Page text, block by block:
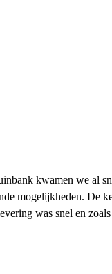
kwamen we al
mogelijkheden. De
was snel en